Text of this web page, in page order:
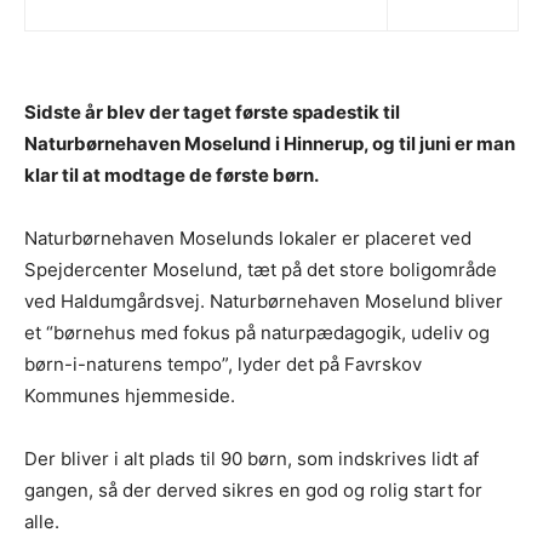
Sidste år blev der taget første spadestik til
Naturbørnehaven Moselund i Hinnerup, og til juni er man
klar til at modtage de første børn.
Naturbørnehaven Moselunds lokaler er placeret ved
Spejdercenter Moselund, tæt på det store boligområde
ved Haldumgårdsvej. Naturbørnehaven Moselund bliver
et “børnehus med fokus på naturpædagogik, udeliv og
børn-i-naturens tempo”, lyder det på Favrskov
Kommunes hjemmeside.
Der bliver i alt plads til 90 børn, som indskrives lidt af
gangen, så der derved sikres en god og rolig start for
alle.